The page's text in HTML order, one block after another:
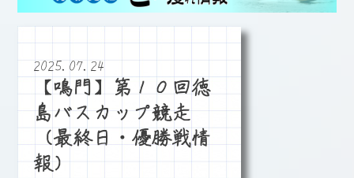
2025.07.24
【鳴門】第１０回徳
島バスカップ競走
（最終日・優勝戦情
報）